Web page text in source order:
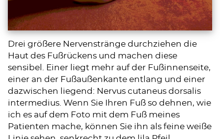
Drei größere Nervenstränge durchziehen die
Haut des Fußrückens und machen diese
sensibel. Einer liegt mehr auf der Fußinnenseite,
einer an der Fußaußenkante entlang und einer
dazwischen liegend: Nervus cutaneus dorsalis
intermedius. Wenn Sie Ihren Fuß so dehnen, wie
ich es auf dem Foto mit dem Fuß meines
Patienten mache, können Sie ihn als feine weiße